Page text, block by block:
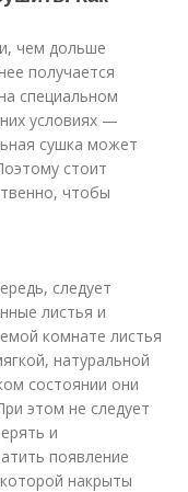
чем дольше
получается
специальном
условиях —
сушка может
стоит
чтобы
следует
листья и
комнате листья
натуральной
состоянии они
этом не следует
и
появление
накрыты